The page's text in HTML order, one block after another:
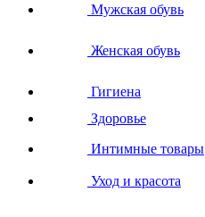
Мужская обувь
Женская обувь
Гигиена
Здоровье
Интимные товары
Уход и красота